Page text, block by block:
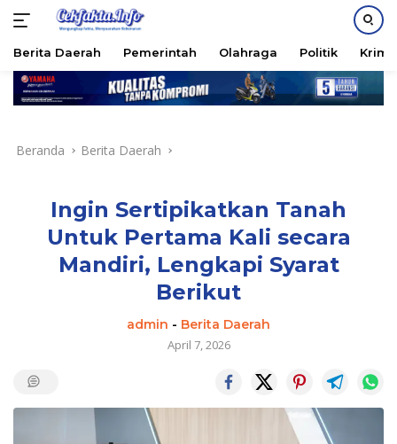
Langsung
Berita Daerah Pemerintah Olahraga Politik
Beranda Berita Daerah
Ingin Sertipikatkan Tanah
Untuk Pertama Kali secara
Mandiri, Lengkapi Syarat
Berikut
admin - Berita Daerah
April 7, 2026